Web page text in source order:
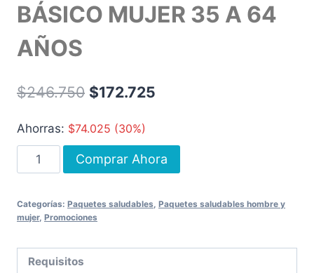
BÁSICO MUJER 35 A 64
AÑOS
$246.750 $172.725
Ahorras: $74.025 (30%)
Comprar Ahora
Categorías: Paquetes saludables Paquetes saludables hombre y
mujer, Promociones
Requisitos